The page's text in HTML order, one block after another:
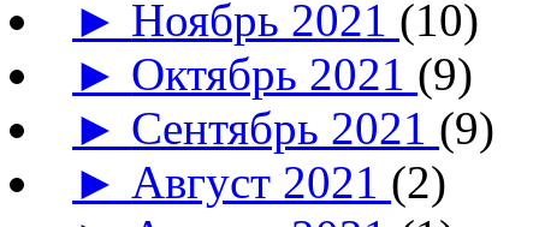
► Ноябрь 2021 (10)
► Октябрь 2021 (9)
► Сентябрь 2021 (9)
► Август 2021 (2)